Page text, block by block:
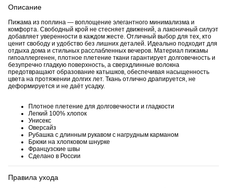
Описание
Пижама из поплина — воплощение элегантного минимализма и
комфорта. Свободный крой не стесняет движений, а лаконичный силуэт
добавляет уверенности в каждом жесте. Отличный выбор для тех, кто
ценит свободу и удобство без лишних деталей. Идеально подходит для
отдыха дома и стильных расслабленных вечеров. Материал пижамы
гипоаллергенен, плотное плетение ткани гарантирует долговечность и
безупречно гладкую поверхность, а сверхдлинные волокна
предотвращают образование катышков, обеспечивая насыщенность
цвета на протяжении долгих лет. Ткань отлично драпируется, не
деформируется и не даёт усадку.
Плотное плетение для долговечности и гладкости
Легкий 100% хлопок
Унисекс
Оверсайз
Рубашка с длинным рукавом с нагрудным карманом
Брюки на хлопковом шнурке
Французские швы
Сделано в России
Правила ухода